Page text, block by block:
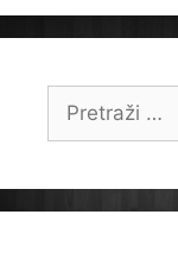
Pretraži: